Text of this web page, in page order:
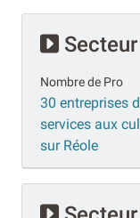
Nombre de Pro
30 entreprises
services aux
sur Réole